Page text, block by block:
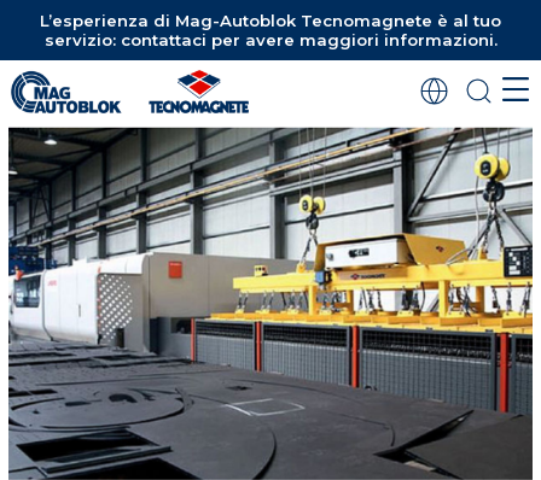
L’esperienza di Mag-Autoblok Tecnomagnete è al tuo
servizio: contattaci per avere maggiori informazioni.